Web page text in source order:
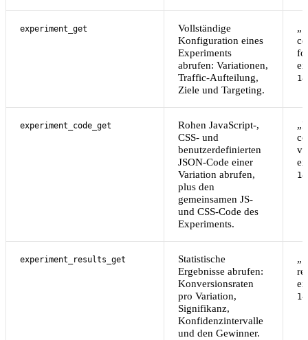
experiment_get
Vollständige
Konfiguration eines
Experiments
abrufen: Variationen,
Traffic-Aufteilung,
Ziele und Targeting.
experiment_code_get
Rohen JavaScript-,
CSS- und
benutzerdefinierten
JSON-Code einer
Variation abrufen,
plus den
gemeinsamen JS-
und CSS-Code des
Experiments.
experiment_results_get
Statistische
Ergebnisse abrufen:
Konversionsraten
pro Variation,
Signifikanz,
Konfidenzintervalle
und den Gewinner.